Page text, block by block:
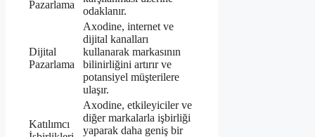
Pazarlama
odaklanır.
Dijital
Pazarlama
Axodine, internet ve
dijital kanalları
kullanarak markasının
bilinirliğini artırır ve
potansiyel müşterilere
ulaşır.
Katılımcı
Axodine, etkileyiciler ve
diğer markalarla işbirliği
yaparak daha geniş bir